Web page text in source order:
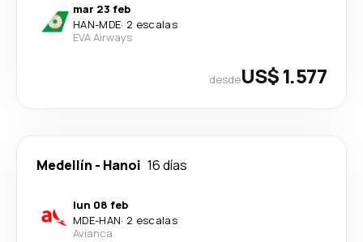
mar 23 feb
HAN-MDE· 2 escalas
EVA Airways
desdeUS$ 1.577
Medellín - Hanoi 16 días
lun 08 feb
MDE-HAN· 2 escalas
Avianca